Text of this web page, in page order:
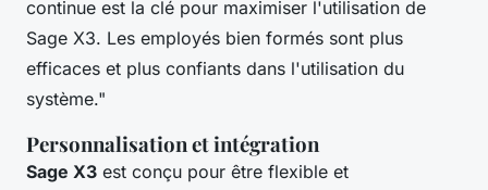
continue est la clé pour maximiser l'utilisation de
Sage X3. Les employés bien formés sont plus
efficaces et plus confiants dans l'utilisation du
système."
Personnalisation et intégration
Sage X3 est conçu pour être flexible et